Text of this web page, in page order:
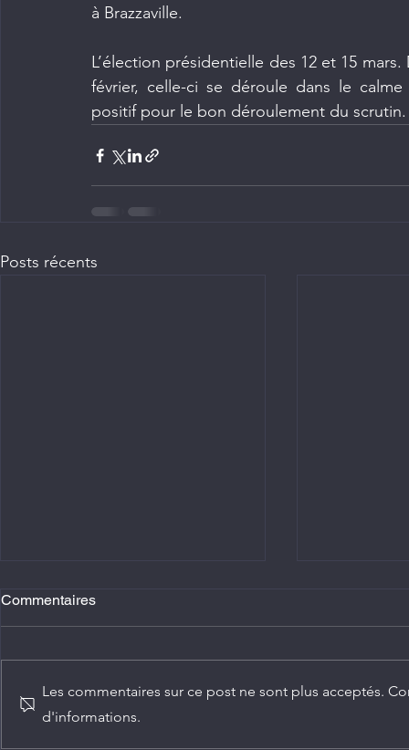
à Brazzaville.
L’élection présidentielle des 12 et 15
février, celle-ci se déroule dans le
positif pour le bon déroulement du scrutin.
Posts récents
Commentaires
Les commentaires sur ce post ne sont plus acceptés.
d'informations.